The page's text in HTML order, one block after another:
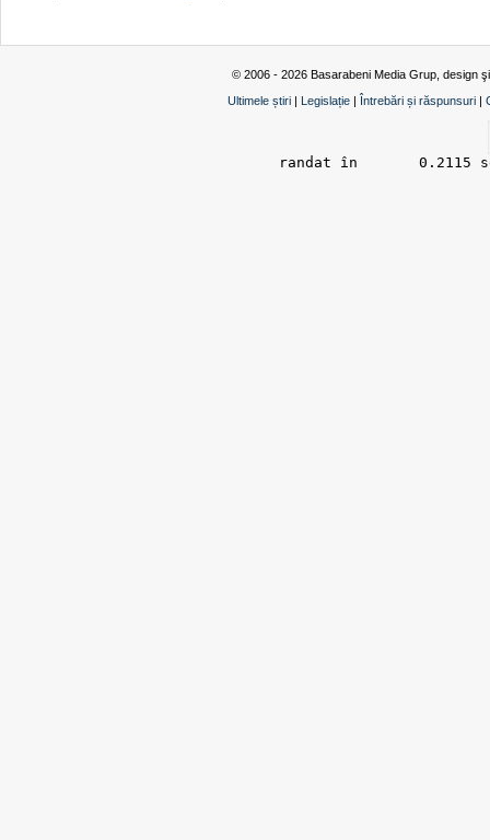
© 2006 - 2026 Basarabeni Media Grup, design
Ultimele știri | Legislație | Întrebări și răspunsuri |
randat în